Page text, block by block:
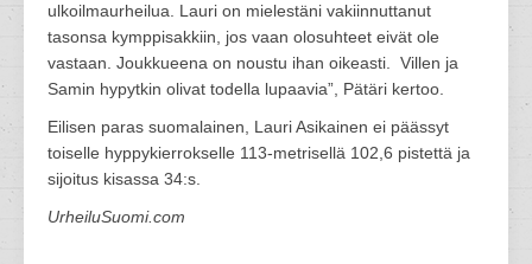
ulkoilmaurheilua. Lauri on mielestäni vakiinnuttanut
tasonsa kymppisakkiin, jos vaan olosuhteet eivät ole
vastaan. Joukkueena on noustu ihan oikeasti. Villen ja
Samin hypytkin olivat todella lupaavia”, Pätäri kertoo.
Eilisen paras suomalainen, Lauri Asikainen ei päässyt
toiselle hyppykierrokselle 113-metrisellä 102,6 pistettä ja
sijoitus kisassa 34:s.
UrheiluSuomi.com